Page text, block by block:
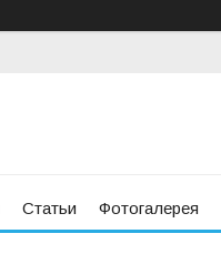
Статьи Фотогалерея